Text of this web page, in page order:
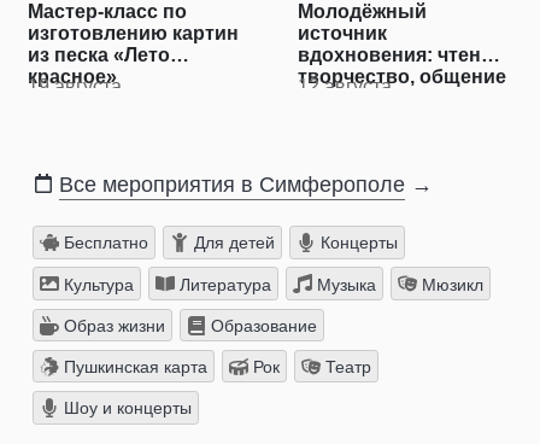
Мастер-класс по
изготовлению картин
из песка «Лето
красное»
19 августа
Молодёжный
источник
вдохновения: чтение,
творчество, общение
12 августа
Все мероприятия в Симферополе →
Бесплатно Для детей Концерты
Культура Литература Музыка Мюзикл
Образ жизни Образование
Пушкинская карта Рок Театр
Шоу и концерты